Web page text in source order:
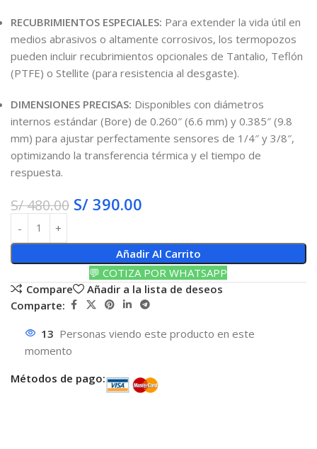
RECUBRIMIENTOS ESPECIALES: Para extender la vida útil en
medios abrasivos o altamente corrosivos, los termopozos
pueden incluir recubrimientos opcionales de Tantalio, Teflón
(PTFE) o Stellite (para resistencia al desgaste).
DIMENSIONES PRECISAS: Disponibles con diámetros
internos estándar (Bore) de 0.260″ (6.6 mm) y 0.385″ (9.8
mm) para ajustar perfectamente sensores de 1/4″ y 3/8″,
optimizando la transferencia térmica y el tiempo de
respuesta.
S/480.00 S/ 390.00
Añadir Al Carrito
💬 COTIZA POR WHATSAPP
Compare
Añadir a la lista de deseos
Comparte:
13 Personas viendo este producto en este
momento
Métodos de pago: